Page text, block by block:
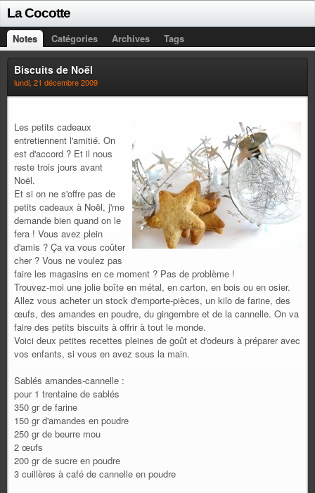
La Cocotte
Notes Catégories Archives Tags
Biscuits de Noël
lundi, 21 décembre 2009
Les petits cadeaux
entretiennent l'amitié. On
est d'accord ? Et il nous
reste trois jours avant
Noël.
Et si on ne s'offre pas de
petits cadeaux à Noël, j'me
demande bien quand on le
fera ! Vous avez plein
d'amis ? Ça va vous coûter
cher ? Vous ne voulez pas
faire les magasins en ce moment ? Pas de problème !
Trouvez-moi une jolie boîte en métal, en carton, en bois ou en osier.
Allez vous acheter un stock d'emporte-pièces, un kilo de farine, des
œufs, des amandes en poudre, du gingembre et de la cannelle. On va
faire des petits biscuits à offrir à tout le monde.
Voici deux petites recettes pleines de goût et d'odeurs à préparer avec
vos enfants, si vous en avez sous la main.
Sablés amandes-cannelle :
pour 1 trentaine de sablés
350 gr de farine
150 gr d'amandes en poudre
250 gr de beurre mou
2 œufs
200 gr de sucre en poudre
3 cuillères à café de cannelle en poudre